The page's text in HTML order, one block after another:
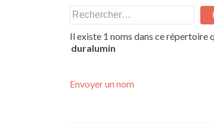
Il existe 1 noms dans ce répertoire
duralumin
Envoyer un nom